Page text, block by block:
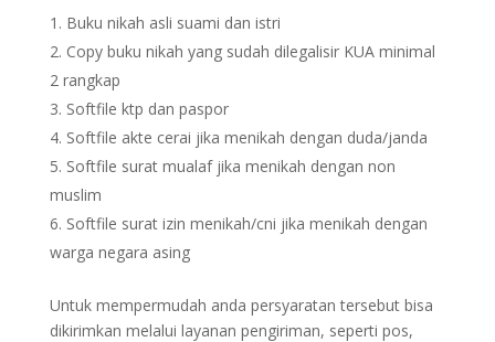
Buku nikah asli suami dan istri
Copy buku nikah yang sudah dilegalisir KUA minimal
2 rangkap
Softfile ktp dan paspor
Softfile akte cerai jika menikah dengan duda/janda
Softfile surat mualaf jika menikah dengan non
muslim
Softfile surat izin menikah/cni jika menikah dengan
warga negara asing
Untuk mempermudah anda persyaratan tersebut bisa
dikirimkan melalui layanan pengiriman, seperti pos,